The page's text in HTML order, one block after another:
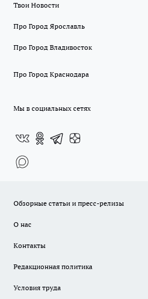
Твои Новости
Про Город Ярославль
Про Город Владивосток
Про Город Краснодара
Мы в социальных сетях
Обзорные статьи и пресс-релизы
О нас
Контакты
Редакционная политика
Условия труда